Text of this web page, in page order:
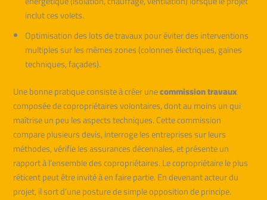
inclut ces volets.
Optimisation des lots de travaux pour éviter des interventions
multiples sur les mêmes zones (colonnes électriques, gaines
techniques, façades).
Une bonne pratique consiste à créer unecommission travaux
composée de copropriétaires volontaires, dont au moins un qui
maîtrise un peu les aspects techniques. Cette commission
compare plusieurs devis, interroge les entreprises sur leurs
méthodes, vérifie les assurances décennales, et présente un
rapport à l’ensemble des copropriétaires. Le copropriétaire le plus
réticent peut être invité à en faire partie. En devenant acteur du
projet, il sort d’une posture de simple opposition de principe.